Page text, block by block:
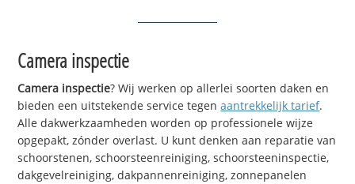
Camera inspectie
Camera inspectie? Wij werken op allerlei soorten daken en
bieden een uitstekende service tegenaantrekkelijk tarief.
Alle dakwerkzaamheden worden op professionele wijze
opgepakt, zónder overlast. U kunt denken aan reparatie van
schoorstenen, schoorsteenreiniging, schoorsteeninspectie,
dakgevelreiniging, dakpannenreiniging, zonnepanelen